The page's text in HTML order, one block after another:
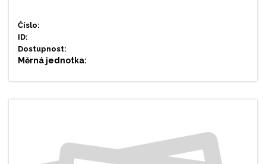
Číslo:
ID:
Dostupnost:
Měrná jednotka: